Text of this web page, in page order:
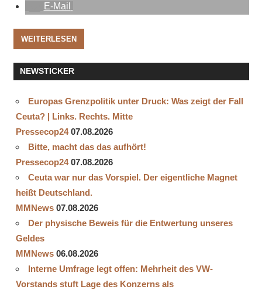
E-Mail
WEITERLESEN
NEWSTICKER
Europas Grenzpolitik unter Druck: Was zeigt der Fall
Ceuta? | Links. Rechts. Mitte
Pressecop24 07.08.2026
Bitte, macht das das aufhört!
Pressecop24 07.08.2026
Ceuta war nur das Vorspiel. Der eigentliche Magnet
heißt Deutschland.
MMNews 07.08.2026
Der physische Beweis für die Entwertung unseres
Geldes
MMNews 06.08.2026
Interne Umfrage legt offen: Mehrheit des VW-
Vorstands stuft Lage des Konzerns als